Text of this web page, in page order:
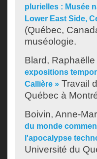
plurielles : Musée
Lower East Side,
(Québec,
muséologie.
Blard, Raphaëlle
expositions
Callière » Travail
Québec à
Boivin, Anne-
du monde
l'apocalypse
Université du